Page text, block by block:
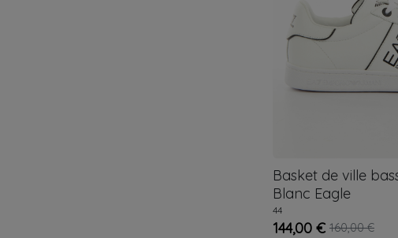
Basket de ville
Blanc Eagle
44
144,00 € 160,00 €